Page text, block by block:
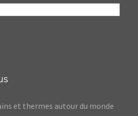
et thermes autour du monde